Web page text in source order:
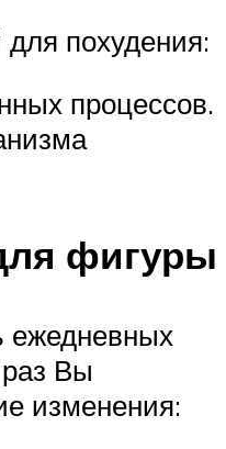
похудения:
процессов.
фигуры
ежедневных
Вы
изменения: